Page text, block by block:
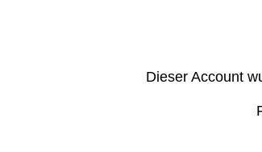
Dieser Account